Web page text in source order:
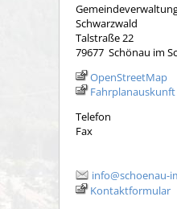
Schwarzwald
Talstraße 22
79677 Schönau im
OpenStreetMap
Fahrplanauskunft
Telefon
Fax
info@schoenau-
Kontaktformular